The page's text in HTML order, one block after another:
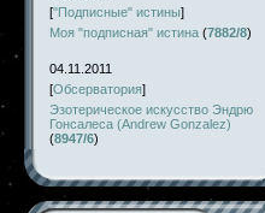
["Подписные" истины]
Моя "подписная" истина (7882/8)
04.11.2011
[Обсерватория]
Эзотерическое искусство Эндрю
Гонсалеса (Andrew Gonzalez)
(8947/6)